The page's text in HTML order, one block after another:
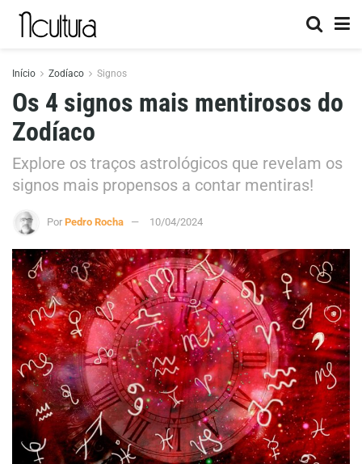
Início Zodíaco Signos
Os 4 signos mais mentirosos do
Zodíaco
Explore os traços astrológicos que revelam os
signos mais propensos a contar mentiras!
Por Pedro Rocha 10/04/2024